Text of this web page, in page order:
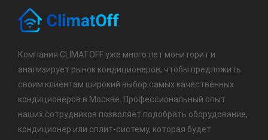
Компания CLIMATOFF уже много лет мониторит и
анализирует рынок кондиционеров, чтобы предложить
своим клиентам широкий выбор самых качественных
кондиционеров в Москве. Профессиональный опыт
наших сотрудников позволяет подобрать оборудование,
кондиционер или сплит-систему, которая будет